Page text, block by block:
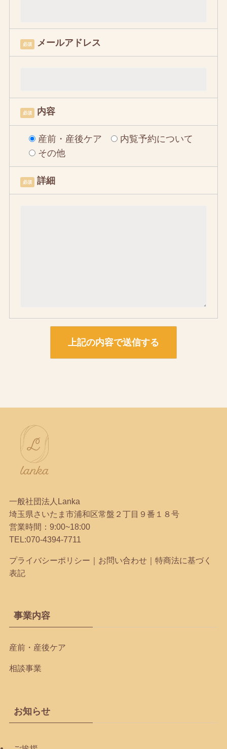
必須 メールアドレス
必須 内容
産前・産後ケア
内覧予約について
その他
必須 詳細
一般社団法人Lanka
埼玉県さいたま市浦和区常盤２丁目９番１８号
営業時間：9:00~18:00
TEL:070-4394-7711
プライバシーポリシー ｜ お問い合わせ｜ 特商法に基づく
表記
事業内容
産前・産後ケア
相談事業
お知らせ